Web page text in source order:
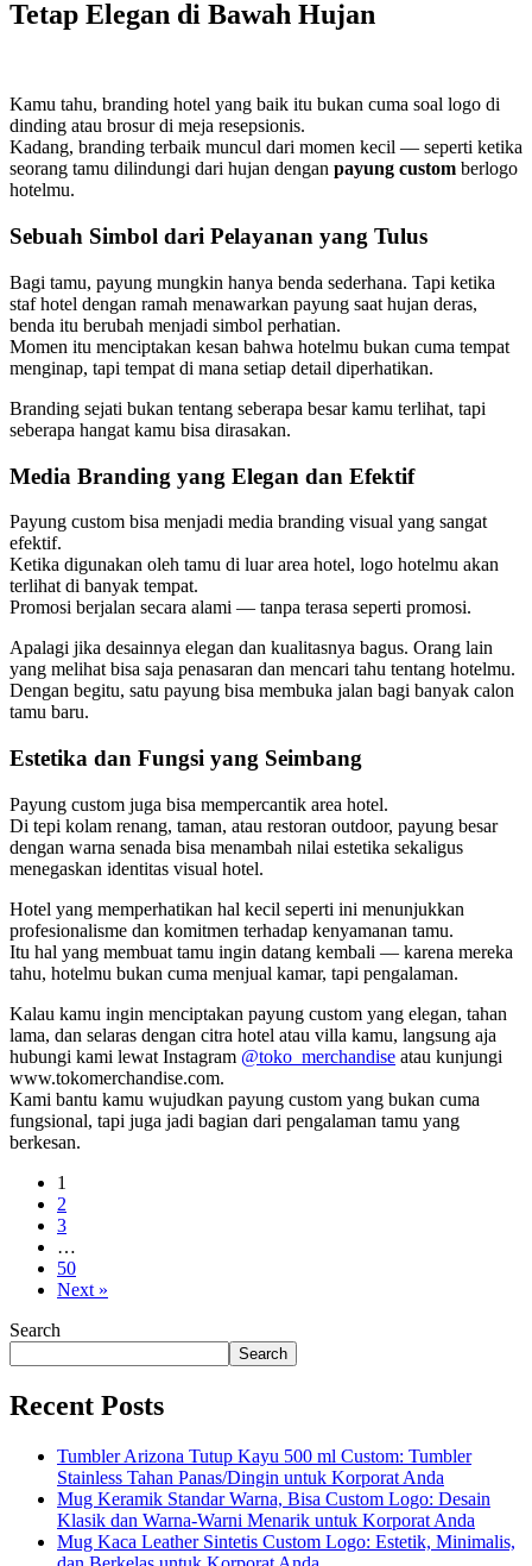
Tetap Elegan di Bawah Hujan
Kamu tahu, branding hotel yang baik itu bukan cuma soal logo di
dinding atau brosur di meja resepsionis.
Kadang, branding terbaik muncul dari momen kecil — seperti ketika
seorang tamu dilindungi dari hujan dengan payung custom berlogo
hotelmu.
Sebuah Simbol dari Pelayanan yang Tulus
Bagi tamu, payung mungkin hanya benda sederhana. Tapi ketika
staf hotel dengan ramah menawarkan payung saat hujan deras,
benda itu berubah menjadi simbol perhatian.
Momen itu menciptakan kesan bahwa hotelmu bukan cuma tempat
menginap, tapi tempat di mana setiap detail diperhatikan.
Branding sejati bukan tentang seberapa besar kamu terlihat, tapi
seberapa hangat kamu bisa dirasakan.
Media Branding yang Elegan dan Efektif
Payung custom bisa menjadi media branding visual yang sangat
efektif.
Ketika digunakan oleh tamu di luar area hotel, logo hotelmu akan
terlihat di banyak tempat.
Promosi berjalan secara alami — tanpa terasa seperti promosi.
Apalagi jika desainnya elegan dan kualitasnya bagus. Orang lain
yang melihat bisa saja penasaran dan mencari tahu tentang hotelmu.
Dengan begitu, satu payung bisa membuka jalan bagi banyak calon
tamu baru.
Estetika dan Fungsi yang Seimbang
Payung custom juga bisa mempercantik area hotel.
Di tepi kolam renang, taman, atau restoran outdoor, payung besar
dengan warna senada bisa menambah nilai estetika sekaligus
menegaskan identitas visual hotel.
Hotel yang memperhatikan hal kecil seperti ini menunjukkan
profesionalisme dan komitmen terhadap kenyamanan tamu.
Itu hal yang membuat tamu ingin datang kembali — karena mereka
tahu, hotelmu bukan cuma menjual kamar, tapi pengalaman.
Kalau kamu ingin menciptakan payung custom yang elegan, tahan
lama, dan selaras dengan citra hotel atau villa kamu, langsung aja
hubungi kami lewat Instagram @toko_merchandise atau kunjungi
www.tokomerchandise.com.
Kami bantu kamu wujudkan payung custom yang bukan cuma
fungsional, tapi juga jadi bagian dari pengalaman tamu yang
berkesan.
1
2
3
…
50
Next »
Search
Search
Recent Posts
Tumbler Arizona Tutup Kayu 500 ml Custom: Tumbler
Stainless Tahan Panas/Dingin untuk Korporat Anda
Mug Keramik Standar Warna, Bisa Custom Logo: Desain
Klasik dan Warna-Warni Menarik untuk Korporat Anda
Mug Kaca Leather Sintetis Custom Logo: Estetik, Minimalis,